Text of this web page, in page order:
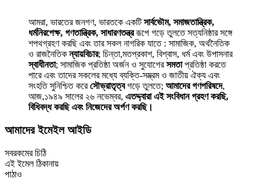
আমরা, ভারতের জনগণ, ভারতকে একটিসার্বভৌম, সমাজতান্ত্রিক,
ধর্মনিরপেক্ষ, গণতান্ত্রিক, সাধারণতন্ত্ররূপে গড়ে তুলতে সত্যনিষ্ঠার সঙ্গে
শপথগ্রহণ করছি এবং তার সকল নাগরিক যাতে : সামাজিক, অর্থনৈতিক
ও রাজনৈতিকন্যায়বিচার; চিন্তা,মতপ্রকাশ, বিশ্বাস, ধর্ম এবং উপাসনার
স্বাধীনতা; সামাজিক প্রতিষ্ঠা অর্জন ও সুযোগেরসমতাপ্রতিষ্ঠা করতে
পারে এবং তাদের সকলের মধ্যে ব্যক্তি-সম্ভ্রম ও জাতীয় ঐক্য এবং
সংহতি সুনিশ্চিত করেসৌভ্রাতৃত্বগড়ে তুলতে; আমাদের গণপরিষদে,
আজ,১৯৪৯ সালের ২৬ নভেম্বর, এতদ্দ্বারা এই সংবিধান গ্রহণ করছি,
বিধিবদ্ধ করছি এবং নিজেদের অর্পণ করছি।
আমাদের ইমেইল আইডি
সবরকমের চিঠি
এই ইমেল ঠিকানায়
পাঠাও